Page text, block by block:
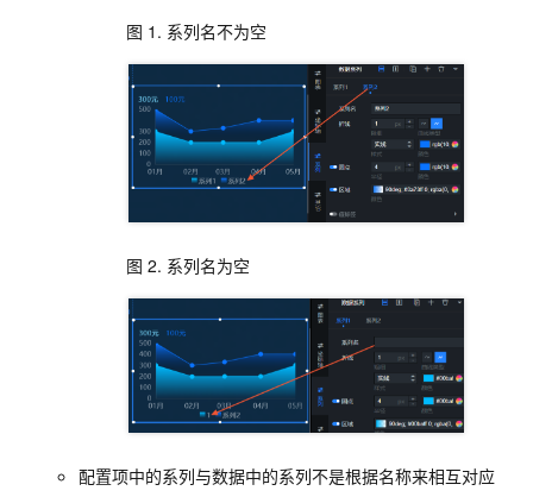
图 1. 系列名不为空
图 2. 系列名为空
配置项中的系列与数据中的系列不是根据名称来相互对应